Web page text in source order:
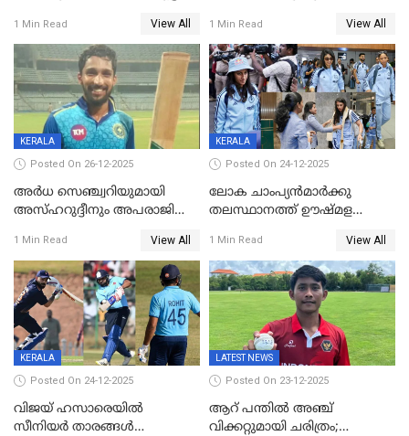
വനിതകള്‍ക്കെതിരായ ടി20
പരമ്പര ഇന്ത്യക്ക്
1 Min Read View All
ടി20യിലും ശ്രീലങ്കയ്ക്ക്
ബാറ്റിംഗ് തകര്‍ച്ച; ഇന്ത്യയ്ക്ക്
വിജയലക്ഷ്യം 113 റൺസ്
1 Min Read View All
KERALA
Posted On 26-12-2025
അർധ സെഞ്ച്വറിയുമായി
അസ്ഹറുദ്ദീനും അപരാജിതും
റൺസ് വിജയലക്ഷ്യമുയർത്തി
കേരളം
1 Min Read View All
KERALA
Posted On 24-12-2025
ലോക ചാംപ്യൻമാർക്കു
തലസ്ഥാനത്ത് ഊഷ്മള
മത്സരം ജയിച്ചാൽ ഇന്ത്യയ്ക്കു
പരമ്പര
1 Min Read View All
KERALA
Posted On 24-12-2025
വിജയ് ഹസാരെയിൽ
സീനിയർ താരങ്ങൾ
LATEST NEWS
Posted On 23-12-2025
ആറ് പന്തിൽ അഞ്ച്
വിക്കറ്റുമായി ചരിത്രം;